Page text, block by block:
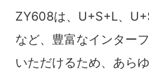
ZY608は、U+S+L、
など、豊富なインター
いただけるため、あら